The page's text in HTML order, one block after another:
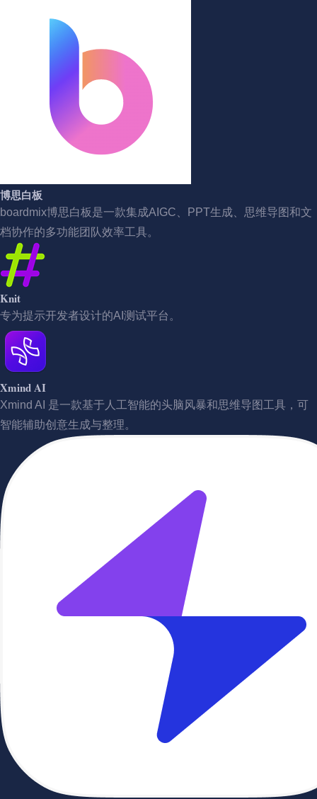
博思白板
boardmix博思白板是一款集成AIGC、PPT生成、思维导图和文
档协作的多功能团队效率工具。
Knit
专为提示开发者设计的AI测试平台。
Xmind AI
Xmind AI 是一款基于人工智能的头脑风暴和思维导图工具，可
智能辅助创意生成与整理。